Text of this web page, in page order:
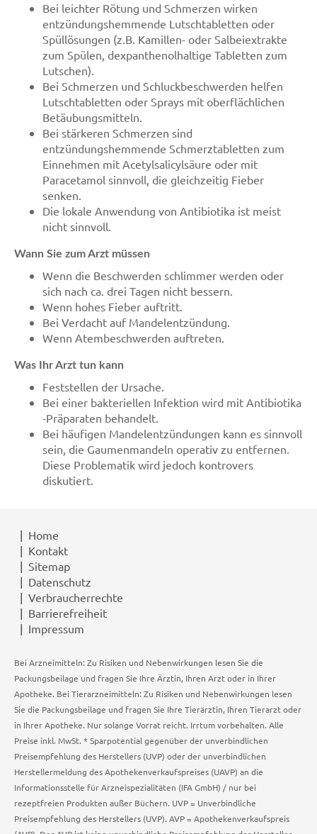
Bei leichter Rötung und Schmerzen wirken
entzündungshemmende Lutschtabletten oder
Spüllösungen (z.B. Kamillen- oder Salbeiextrakte
zum Spülen, dexpanthenolhaltige Tabletten zum
Lutschen).
Bei Schmerzen und Schluckbeschwerden helfen
Lutschtabletten oder Sprays mit oberflächlichen
Betäubungsmitteln.
Bei stärkeren Schmerzen sind
entzündungshemmende Schmerztabletten zum
Einnehmen mit Acetylsalicylsäure oder mit
Paracetamol sinnvoll, die gleichzeitig Fieber
senken.
Die lokale Anwendung von Antibiotika ist meist
nicht sinnvoll.
Wann Sie zum Arzt müssen
Wenn die Beschwerden schlimmer werden oder
sich nach ca. drei Tagen nicht bessern.
Wenn hohes Fieber auftritt.
Bei Verdacht auf Mandelentzündung.
Wenn Atembeschwerden auftreten.
Was Ihr Arzt tun kann
Feststellen der Ursache.
Bei einer bakteriellen Infektion wird mit Antibiotika
-Präparaten behandelt.
Bei häufigen Mandelentzündungen kann es sinnvoll
sein, die Gaumenmandeln operativ zu entfernen.
Diese Problematik wird jedoch kontrovers
diskutiert.
Home
Kontakt
Sitemap
Datenschutz
Verbraucherrechte
Barrierefreiheit
Impressum
Bei Arzneimitteln: Zu Risiken und Nebenwirkungen lesen Sie die
Packungsbeilage und fragen Sie Ihre Ärztin, Ihren Arzt oder in Ihrer
Apotheke. Bei Tierarzneimitteln: Zu Risiken und Nebenwirkungen lesen
Sie die Packungsbeilage und fragen Sie Ihre Tierärztin, Ihren Tierarzt oder
in Ihrer Apotheke. Nur solange Vorrat reicht. Irrtum vorbehalten. Alle
Preise inkl. MwSt. * Sparpotential gegenüber der unverbindlichen
Preisempfehlung des Herstellers (UVP) oder der unverbindlichen
Herstellermeldung des Apothekenverkaufspreises (UAVP) an die
Informationsstelle für Arzneispezialitäten (IFA GmbH) / nur bei
rezeptfreien Produkten außer Büchern. UVP = Unverbindliche
Preisempfehlung des Herstellers (UVP). AVP = Apothekenverkaufspreis